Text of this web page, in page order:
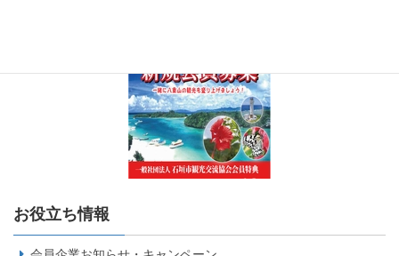
お役立ち情報